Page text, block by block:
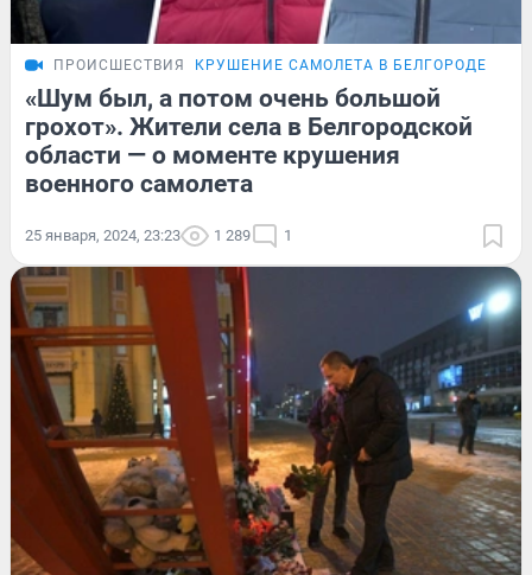
ПРОИСШЕСТВИЯ КРУШЕНИЕ САМОЛЕТА В БЕЛГОРОДЕ
«Шум был, а потом очень большой
грохот». Жители села в Белгородской
области — о моменте крушения
военного самолета
25 января, 2024, 23:23 1 289 1